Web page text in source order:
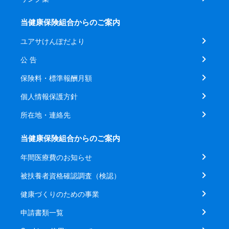
当健康保険組合からのご案内
ユアサけんぽだより
公 告
保険料・標準報酬月額
個人情報保護方針
所在地・連絡先
当健康保険組合からのご案内
年間医療費のお知らせ
被扶養者資格確認調査（検認）
健康づくりのための事業
申請書類一覧